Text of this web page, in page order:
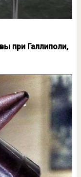
при Галлиполи,